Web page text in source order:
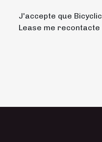
J'accepte que Bicyclic
Lease me recontacte